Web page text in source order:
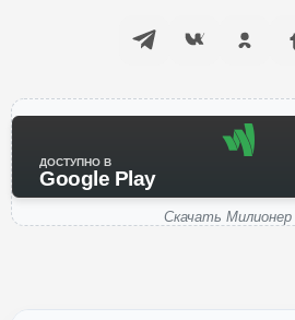
ДОСТУПНО В
Google Play
Скачать Милионер